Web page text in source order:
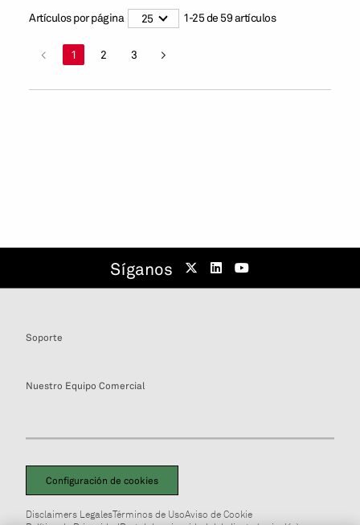
Artículos por página 25 1-25de 59artículos
< 1 2 3 >
Síganos
Soporte
Nuestro Equipo Comercial
Configuración de cookies
Disclaimers LegalesTérminos de UsoAviso de Cookie